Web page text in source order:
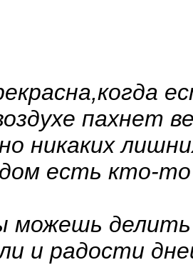
пахнет
никаких
есть кто-
можешь делить
и радости